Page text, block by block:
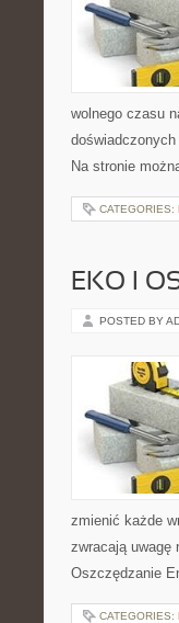
wolnego czasu
Na stronie
CATEGORIES:
EKO I
POSTED BY
zmienić każde
zwracają uwagę
Oszczędzanie
CATEGORIES: